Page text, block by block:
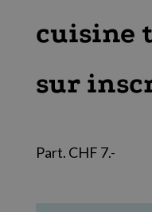
cuisine
sur
Part. CHF 7.-